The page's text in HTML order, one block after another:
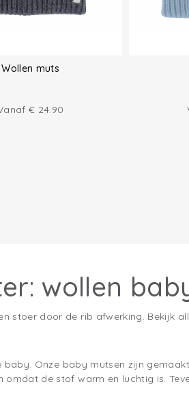
Wollen muts
€ 24.90
wollen
stoer door de rib afwerking. Bekijk
Onze baby mutsen zijn
de stof warm en luchtig is.